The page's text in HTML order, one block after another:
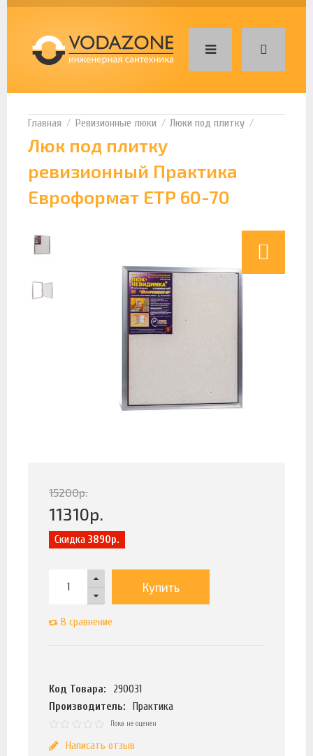
Ревизионные люки Люки под плитку
Люк под плитку
ревизионный Практика
Евроформат ЕТР 60-70
15200р.
11310р.
Скидка 3890р.
Купить
В сравнение
Код Товара:
290031
Производитель:
Практика
Пока не оценен
Написать отзыв